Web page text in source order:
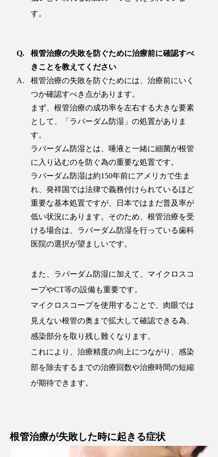
す。
根管治療の失敗を防ぐために治療前に確認すべ
きことを教えてください
根管治療の失敗を防ぐためには、治療前にいく
つか確認すべき点があります。
まず、根管治療の成功率を左右する大きな要素
として、「ラバーダム防湿」の処置がありま
す。
ラバーダム防湿とは、唾液と一緒に細菌が根管
に入り込むのを防ぐ為の重要な処置です。
ラバーダム防湿は約150年前にアメリカで生ま
れ、発祥国では法律で義務付けられているほど
重要な基本処置ですが、日本ではまだ普及率が
低い状況にあります。そのため、根管治療を受
ける場合は、ラバーダム防湿を行っている歯科
医院の選択が望ましいです。
また、ラバーダム防湿に加えて、マイクロスコ
ープやCT等の設備も重要です。
マイクロスコープを使用することで、肉眼では
見えない根管の奥まで拡大して確認できる為、
感染部分を取り残し難くなります。
これにより、治療精度の向上につながり、感染
部を除去するまでの治療回数や治療時間の短縮
が期待できます。
根管治療が失敗した時に起きる症状